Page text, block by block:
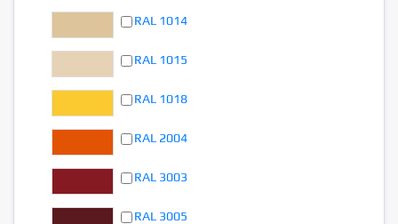
RAL 1014
RAL 1015
RAL 1018
RAL 2004
RAL 3003
RAL 3005